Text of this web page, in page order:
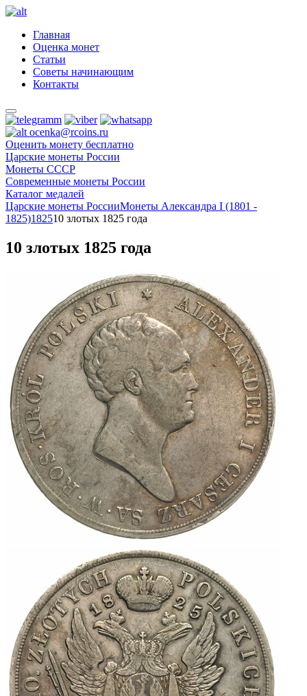
Главная
Оценка монет
Статьи
Советы начинающим
Контакты
ocenka@rcoins.ru
Оценить монету бесплатно
Царские монеты России
Монеты СССР
Современные монеты России
Каталог медалей
Царские монеты РоссииМонеты Александра I (1801 -
1825)182510 злотых 1825 года
10 злотых 1825 года